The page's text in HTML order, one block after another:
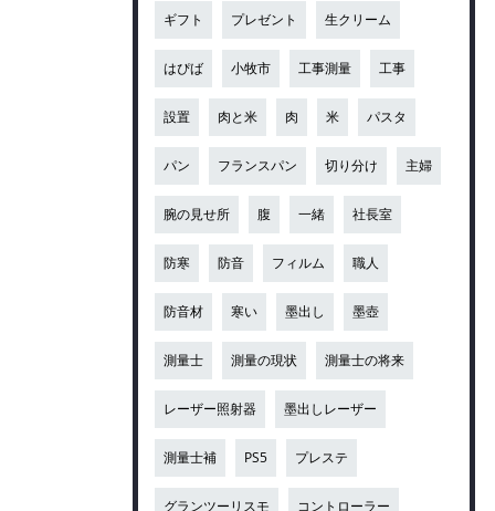
ギフト プレゼント 生クリーム
はぴば 小牧市 工事測量 工事
設置 肉と米 肉 米 パスタ
パン フランスパン 切り分け 主婦
腕の見せ所 腹 一緒 社長室
防寒 防音 フィルム 職人
防音材 寒い 墨出し 墨壺
測量士 測量の現状 測量士の将来
レーザー照射器 墨出しレーザー
測量士補 PS5 プレステ
グランツーリスモ コントローラー